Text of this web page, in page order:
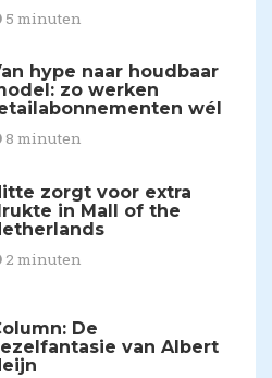
5 minuten
hype naar houdbaar
zo werken
wél
8 minuten
zorgt voor extra
in Mall of the
2 minuten
De
van Albert